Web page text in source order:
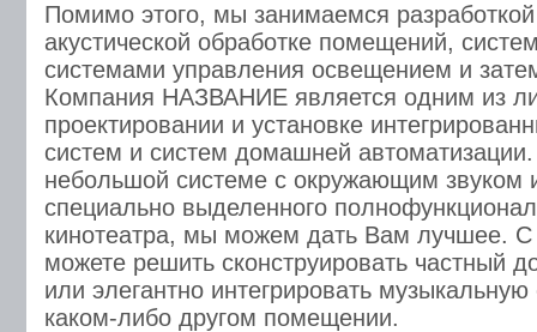
Помимо этого, мы занимаемся
акустической обработке помещений,
системами управления освещением и
Компания НАЗВАНИЕ является одним из
проектировании и установке
систем и систем домашней
небольшой системе с окружающим звуком
специально выделенного
кинотеатра, мы можем дать Вам лучшее.
можете решить сконструировать частный
или элегантно интегрировать
каком-либо другом помещении.